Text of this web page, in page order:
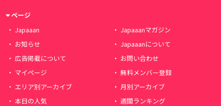
ページ
Japaaan
Japaaanマガジン
お知らせ
Japaaanについて
広告掲載について
お問い合わせ
マイページ
無料メンバー登録
エリア別アーカイブ
月別アーカイブ
本日の人気
週間ランキング